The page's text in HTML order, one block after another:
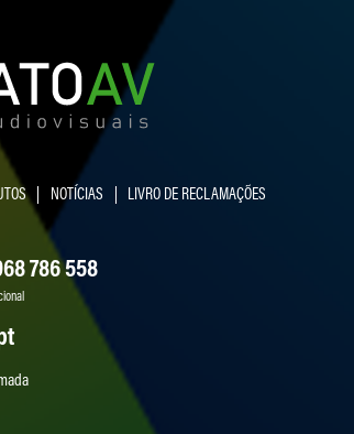
NOTÍCIAS LIVRO DE RECLAMAÇÕES
786 558